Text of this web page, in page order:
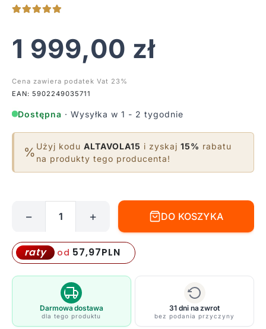
1 999,00 zł
Cena zawiera podatek Vat 23%
EAN: 5902249035711
Dostępna · Wysyłka w 1 - 2 tygodnie
% Użyj kodu ALTAVOLA15 i zyskaj 15% rabatu
na produkty tego producenta!
biały
żyrandol
LED
barwie
− + DO KOSZYKA
raty od 57,97PLN
Darmowa dostawa
dla tego produktu
31 dni na zwrot
bez podania przyczyny